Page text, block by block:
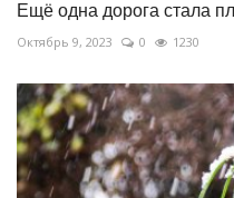
Ещё одна дорога стала
Октябрь 9, 2023 0 1230